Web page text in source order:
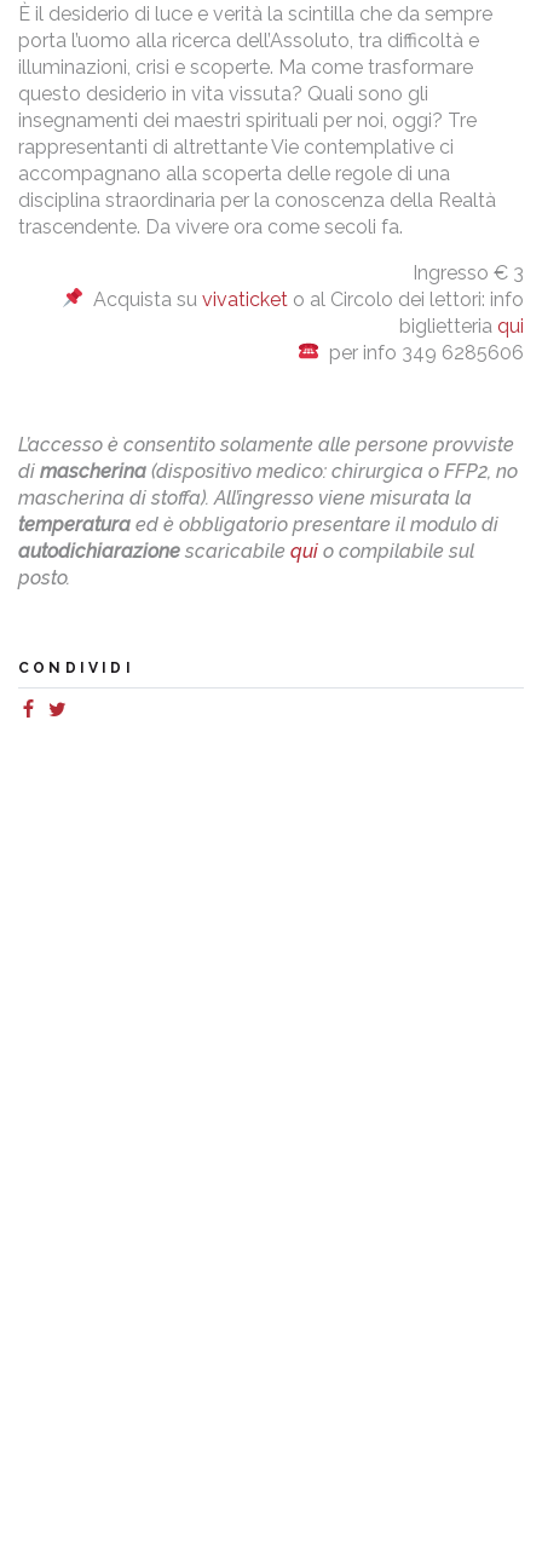
È il desiderio di luce e verità la scintilla che da sempre
porta l’uomo alla ricerca dell’Assoluto, tra difficoltà e
illuminazioni, crisi e scoperte. Ma come trasformare
questo desiderio in vita vissuta? Quali sono gli
insegnamenti dei maestri spirituali per noi, oggi? Tre
rappresentanti di altrettante Vie contemplative ci
accompagnano alla scoperta delle regole di una
disciplina straordinaria per la conoscenza della Realtà
trascendente. Da vivere ora come secoli fa.
Ingresso € 3
Acquista su vivaticket o al Circolo dei lettori: info
biglietteria qui
per info 349 6285606
L’accesso è consentito solamente alle persone provviste
di mascherina (dispositivo medico: chirurgica o FFP2, no
mascherina di stoffa). All’ingresso viene misurata la
temperatura ed è obbligatorio presentare il modulo di
autodichiarazione scaricabile qui o compilabile sul
posto.
CONDIVIDI